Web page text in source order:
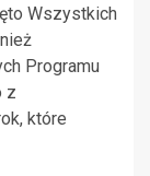
Wszystkich
Programu
z
które